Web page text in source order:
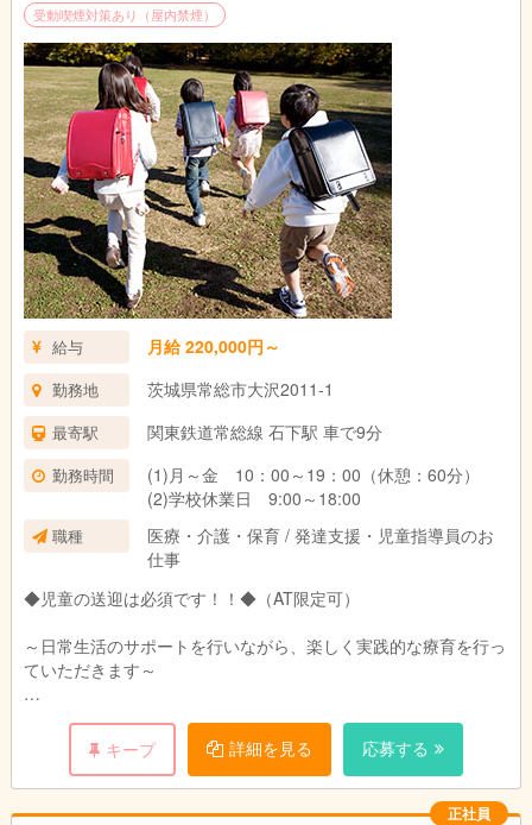
また、児童たちがいない時間は教育運営のための事務作業や、近
隣の学校、保育園・幼稚園等への営業活動を行っていただきま
す。事務作業は簡単な操作なので、基礎的なPCの知識があれば
大丈夫です。営業活動では、SNSへの掲載やチラシ配り等、積極
的に活動していただきます。
受動喫煙対策あり（屋内禁煙）
給与 月給 220,000円～
勤務地 茨城県常総市大沢2011-1
最寄駅 関東鉄道常総線 石下駅 車で9分
勤務時間
(1)月～金 10：00～19：00（休憩：60分）
(2)学校休業日 9:00～18:00
職種
医療・介護・保育 / 発達支援・児童指導員のお
仕事
◆児童の送迎は必須です！！◆（AT限定可）
～日常生活のサポートを行いながら、楽しく実践的な療育を行っ
ていただきます～
児童にとって放課後や休校日に安心して過ごせる場を目指し、遊
びを中心とした学びを提供していただきます。
児童たちが自分に自信が持てるよう常にバックアップしていただ
き、日々成長していく児童たちの姿を見られるのは、非常にやり
キープ 詳細を見る 応募する
正社員